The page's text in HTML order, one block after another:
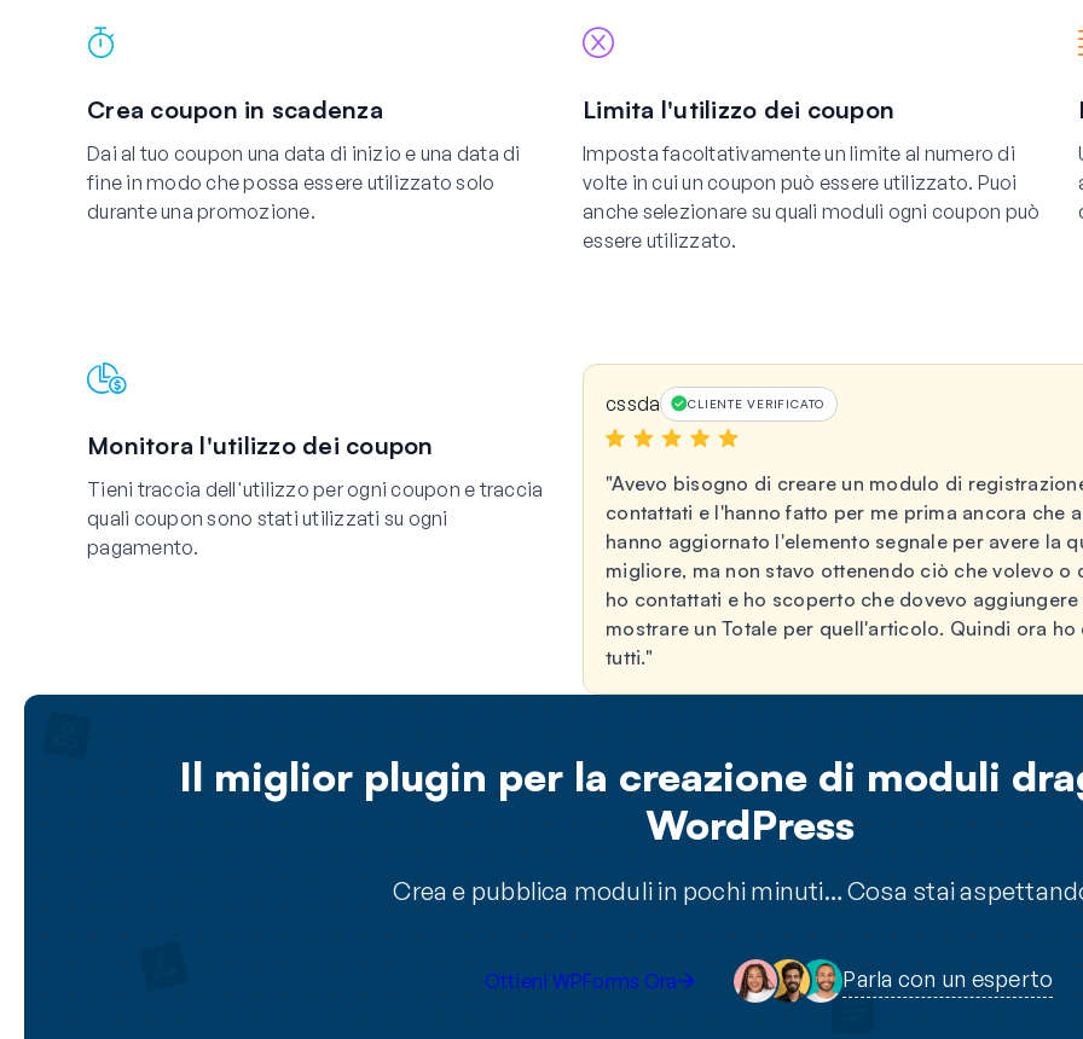
Crea coupon in scadenza
Dai al tuo coupon una data di inizio e una data di
fine in modo che possa essere utilizzato solo
durante una promozione.
Limita l'utilizzo dei coupon
Imposta facoltativamente un limite al numero di
volte in cui un coupon può essere utilizzato. Puoi
anche selezionare su quali moduli ogni coupon può
essere utilizzato.
Monitora l'utilizzo dei coupon
Tieni traccia dell'utilizzo per ogni coupon e traccia
quali coupon sono stati utilizzati su ogni
pagamento.
cssda CLIENTE VERIFICATO
Avevo bisogno di creare un modulo di
contattati e l'hanno fatto per me prima ancora che
hanno aggiornato l'elemento segnale per avere la
migliore, ma non stavo ottenendo ciò che volevo
ho contattati e ho scoperto che dovevo
mostrare un Totale per quell'articolo. Quindi ora
tutti.
Il miglior plugin per la creazione di moduli
WordPress
Crea e pubblica moduli in pochi minuti… Cosa stai
Ottieni WPForms Ora Parla con un esperto